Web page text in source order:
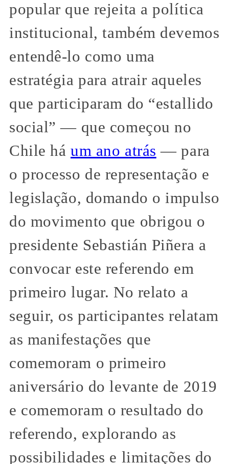
popular que rejeita a política
institucional, também devemos
entendê-lo como uma
estratégia para atrair aqueles
que participaram do “estallido
social” — que começou no
Chile háum ano atrás — para
o processo de representação e
legislação, domando o impulso
do movimento que obrigou o
presidente Sebastián Piñera a
convocar este referendo em
primeiro lugar. No relato a
seguir, os participantes relatam
as manifestações que
comemoram o primeiro
aniversário do levante de 2019
e comemoram o resultado do
referendo, explorando as
possibilidades e limitações do